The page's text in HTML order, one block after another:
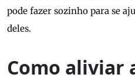
pode fazer sozinho para se
deles.
Como aliviar